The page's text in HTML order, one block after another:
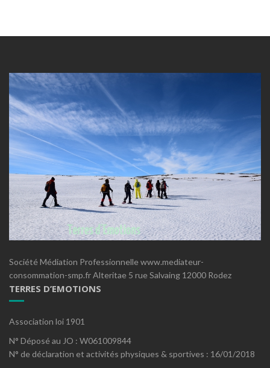
Société Médiation Professionnelle www.mediateur-
consommation-smp.fr Alteritae 5 rue Salvaing 12000 Rodez
TERRES D’EMOTIONS
Association loi 1901
N° Déposé au JO : W061009844
N° de déclaration et activités physiques & sportives : 16/01/2018